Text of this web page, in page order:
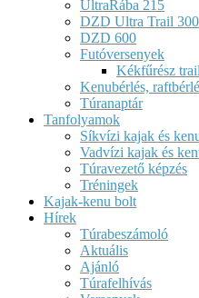
UltraRába 215
DZD Ultra Trail 300
DZD 600
Futóversenyek
Kékfűrész trail
Kenubérlés,
Túranaptár
Tanfolyamok
Síkvízi kajak és
Vadvízi kajak és
Túravezető képzés
Tréningek
Kajak-kenu bolt
Hírek
Túrabeszámoló
Aktuális
Ajánló
Túrafelhívás